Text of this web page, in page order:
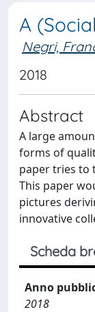
A
Negri,
2018
Abstract
A large
forms of
paper tries to
This paper
pictures
innovative
Scheda
Anno
2018